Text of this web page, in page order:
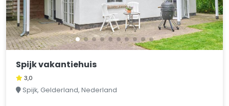
Spijk vakantiehuis
3,0
Spijk, Gelderland, Nederland